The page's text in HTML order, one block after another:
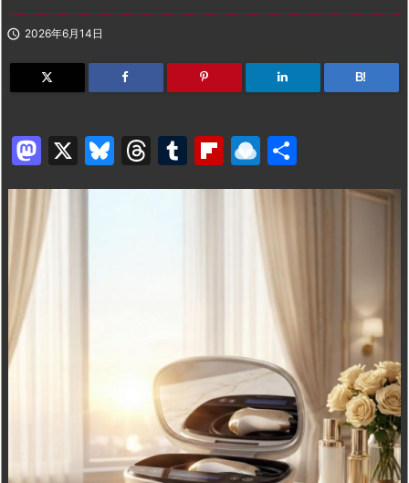
 2026年6月14日
B!
M
a
st
o
X
Bl
u
T
hr
T
u
Fl
ip
R
ai
n
dr
o
p.
io
有